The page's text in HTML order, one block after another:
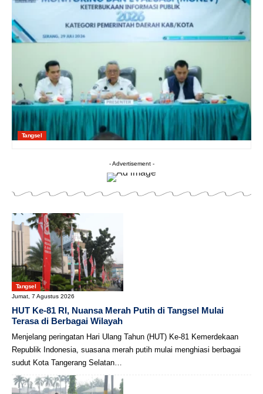
Tangsel
- Advertisement -
Tangsel
Jumat, 7 Agustus 2026
HUT Ke-81 RI, Nuansa Merah Putih di Tangsel Mulai
Terasa di Berbagai Wilayah
Menjelang peringatan Hari Ulang Tahun (HUT) Ke-81 Kemerdekaan
Republik Indonesia, suasana merah putih mulai menghiasi berbagai
sudut Kota Tangerang Selatan…